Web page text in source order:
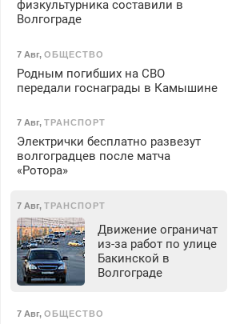
физкультурника составили в
Волгограде
7 Авг, ОБЩЕСТВО
Родным погибших на СВО
передали госнаграды в Камышине
7 Авг, ТРАНСПОРТ
Электрички бесплатно развезут
волгоградцев после матча
«Ротора»
7 Авг, ТРАНСПОРТ
Движение ограничат
из-за работ по улице
Бакинской в
Волгограде
7 Авг, ОБЩЕСТВО